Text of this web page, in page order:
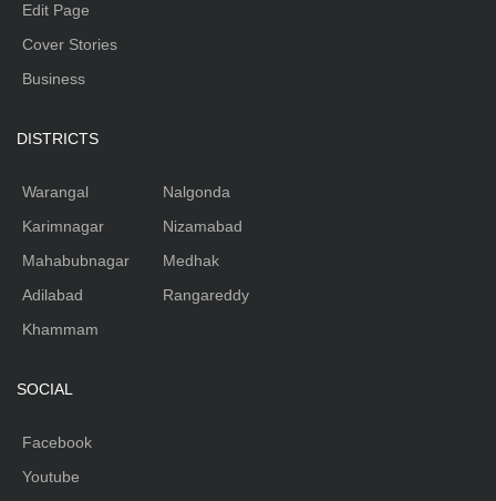
Edit Page
Cover Stories
Business
DISTRICTS
Warangal
Karimnagar
Mahabubnagar
Adilabad
Khammam
Nalgonda
Nizamabad
Medhak
Rangareddy
SOCIAL
Facebook
Youtube